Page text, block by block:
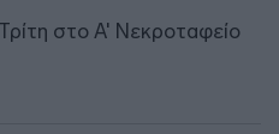
στο Α' Νεκροταφείο